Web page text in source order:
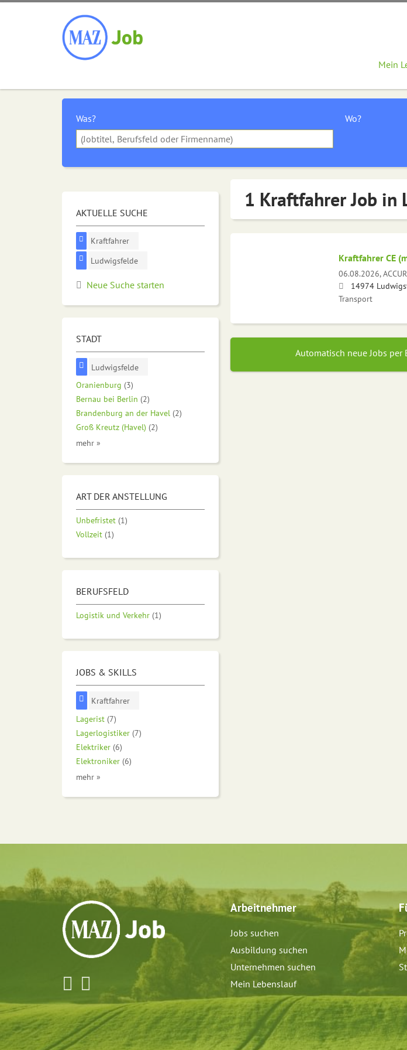
Mein
Was? Wo?
1 Kraftfahrer Job in
Kraftfahrer CE
06.08.2026,
14974
Transport
Automatisch neue Jobs per
AKTUELLE SUCHE
Kraftfahrer
Ludwigsfelde
Neue Suche starten
STADT
Ludwigsfelde
Oranienburg (3)
Bernau bei Berlin (2)
Brandenburg an der Havel (2)
Groß Kreutz (Havel) (2)
mehr »
ART DER ANSTELLUNG
Unbefristet (1)
Vollzeit (1)
BERUFSFELD
Logistik und Verkehr (1)
JOBS & SKILLS
Kraftfahrer
Lagerist (7)
Lagerlogistiker (7)
Elektriker (6)
Elektroniker (6)
mehr »
Arbeitnehmer
Jobs suchen
Ausbildung suchen
Unternehmen suchen
Mein Lebenslauf